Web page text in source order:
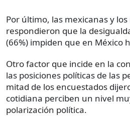
Por último, las mexicanas y
respondieron que la
(66%) impiden que en México
Otro factor que incide en la
las posiciones políticas de las
mitad de los encuestados
cotidiana perciben un nivel
polarización política.